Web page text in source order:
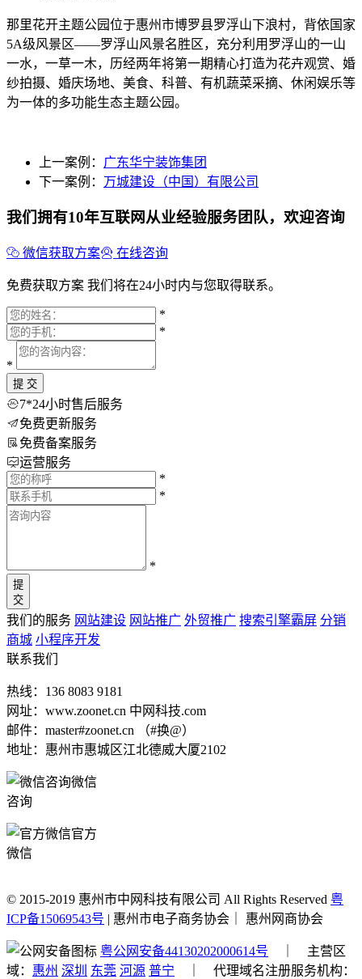
那里花开主题公园位于惠州市博罗县罗浮山下浪村，背依国家
5A级风景区——罗浮山风景名胜区，充分利用罗浮山的一山
一水，一草一木，历经两年将第一期精心打造为花卉观赏、婚
纱拍摄、婚庆场地、美食、科普、有机蔬菜采摘、休闲娱乐等
为一体的多功能生态主题公园。
上一案例： 广东华宁装饰集团
下一案例： 万城建设（中国）有限公司
我们拥有10年互联网从业经验服务团队，欢迎咨询
微信获取方案 在线咨询
免费获取方案 我们将在24小时内与您取得联系。
*
*
*
提 交
7*24小时售后服务
免费更新服务
免费备案服务
运营服务
*
*
*
提
交
我们的服务 网站建设 网站推广 外贸推广 搜索引擎霸屏 分销
商城 小程序开发
联系我们
热线：136 8083 9181
网址：www.zoonet.cn 中网科技.com
邮件：master#zoonet.cn （#换@）
地址：惠州市惠城区江北德威大厦2102
微信
咨询
官方
微信
© 2015-2019 惠州市中网科技有限公司 All Rights Reserved 粤
ICP备15069543号 | 惠州市电子商务协会｜ 惠州网商协会
粤公网安备44130202000614号 ｜ 主营区
域： 惠州 深圳 东莞 河源 普宁 ｜ 代理域名注册服务机构：